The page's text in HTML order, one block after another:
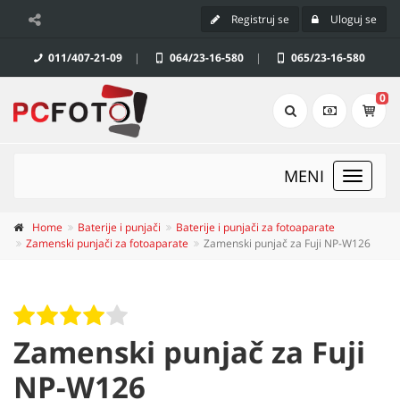
Registruj se Uloguj se
011/407-21-09 | 064/23-16-580 | 065/23-16-580
0
Toggle
MENI
Home Baterije i punjači
Baterije i punjači za fotoaparate
Zamenski punjači za fotoaparate
Zamenski punjač za Fuji NP-W126
Zamenski punjač za Fuji
NP-W126